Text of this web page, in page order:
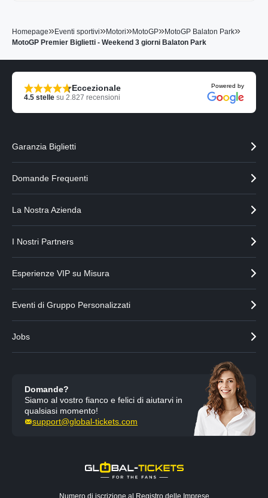
Homepage»Eventi sportivi»Motori»MotoGP»MotoGP Balaton Park»
MotoGP Premier Biglietti - Weekend 3 giorni Balaton Park
Eccezionale
4.5 stelle su 2.827 recensioni
Powered by
Garanzia Biglietti
Domande Frequenti
La Nostra Azienda
I Nostri Partners
Esperienze VIP su Misura
Eventi di Gruppo Personalizzati
Jobs
Domande?
Siamo al vostro fianco e felici di aiutarvi in
qualsiasi momento!
support@global-tickets.com